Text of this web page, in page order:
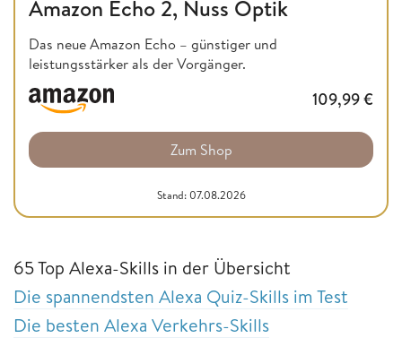
Amazon Echo 2, Nuss Optik
Das neue Amazon Echo – günstiger und
leistungsstärker als der Vorgänger.
109,99€
Zum Shop
Stand: 07.08.2026
65 Top Alexa-Skills in der Übersicht
Die spannendsten Alexa Quiz-Skills im Test
Die besten Alexa Verkehrs-Skills